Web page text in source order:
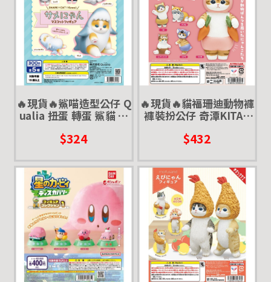
🔥現貨🔥鯊喵造型公仔 Q
ualia 扭蛋 轉蛋 鯊貓 公
$324
🔥現貨🔥貓福珊迪動物褲
褲裝扮公仔 奇潭KITAN
裝
$432